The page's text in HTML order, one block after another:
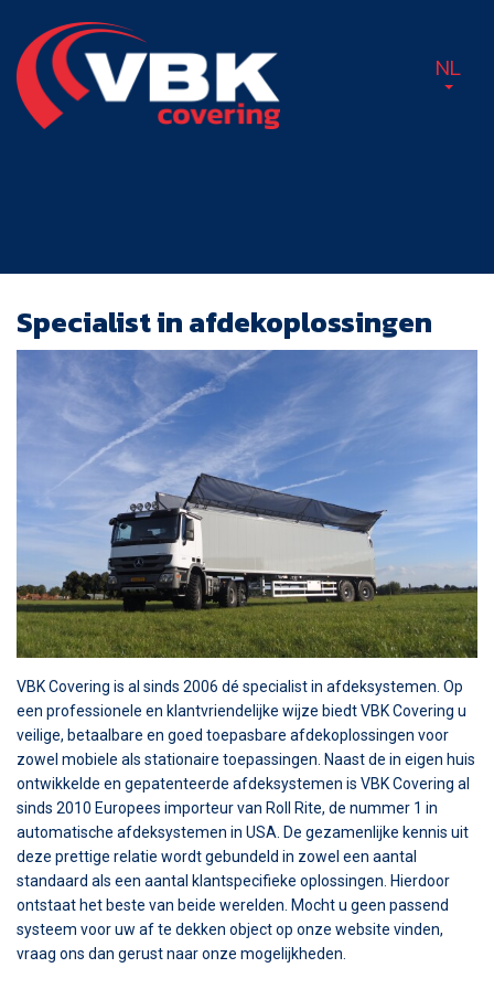
NL
Specialist in afdekoplossingen
VBK Covering is al sinds 2006 dé specialist in afdeksystemen. Op
een professionele en klantvriendelijke wijze biedt VBK Covering u
veilige, betaalbare en goed toepasbare afdekoplossingen voor
zowel mobiele als stationaire toepassingen. Naast de in eigen huis
ontwikkelde en gepatenteerde afdeksystemen is VBK Covering al
sinds 2010 Europees importeur van Roll Rite, de nummer 1 in
automatische afdeksystemen in USA. De gezamenlijke kennis uit
deze prettige relatie wordt gebundeld in zowel een aantal
standaard als een aantal klantspecifieke oplossingen. Hierdoor
ontstaat het beste van beide werelden. Mocht u geen passend
systeem voor uw af te dekken object op onze website vinden,
vraag ons dan gerust naar onze mogelijkheden.